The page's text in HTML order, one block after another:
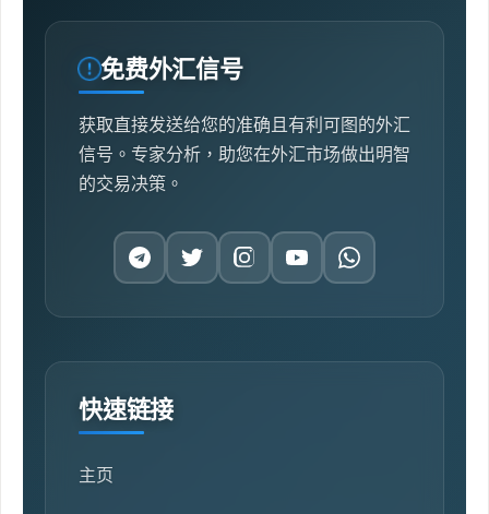
免费外汇信号
获取直接发送给您的准确且有利可图的外汇
信号。专家分析，助您在外汇市场做出明智
的交易决策。
快速链接
主页